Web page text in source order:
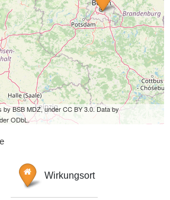
by BSB MDZ, under CC BY 3.0. Data by
ODbL.
Wirkungsort